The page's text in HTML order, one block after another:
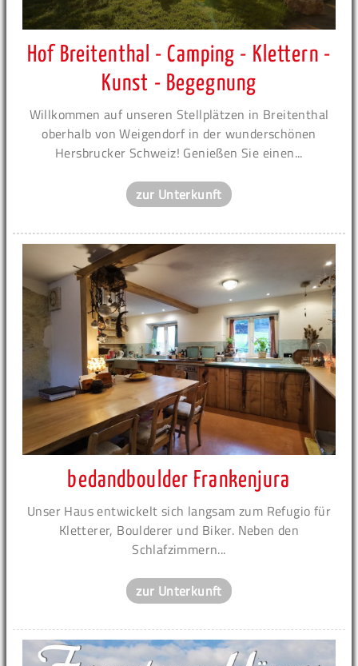
Hof Breitenthal - Camping - Klettern -
Kunst - Begegnung
Willkommen auf unseren Stellplätzen in Breitenthal
oberhalb von Weigendorf in der wunderschönen
Hersbrucker Schweiz! Genießen Sie einen...
zur Unterkunft
bedandboulder Frankenjura
Unser Haus entwickelt sich langsam zum Refugio für
Kletterer, Boulderer und Biker. Neben den
Schlafzimmern...
zur Unterkunft